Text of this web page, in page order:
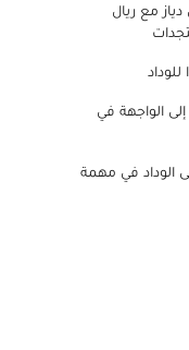
مع ريال
الواجهة في
الوداد في مهمة